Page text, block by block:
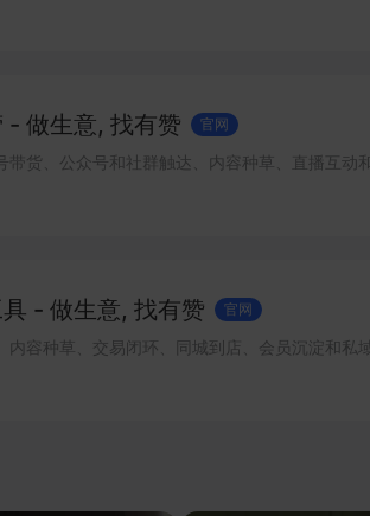
- 做生意, 找有赞 官网
货、公众号和社群触达、内容种草、直播互动
- 做生意, 找有赞 官网
容种草、交易闭环、同城到店、会员沉淀和私